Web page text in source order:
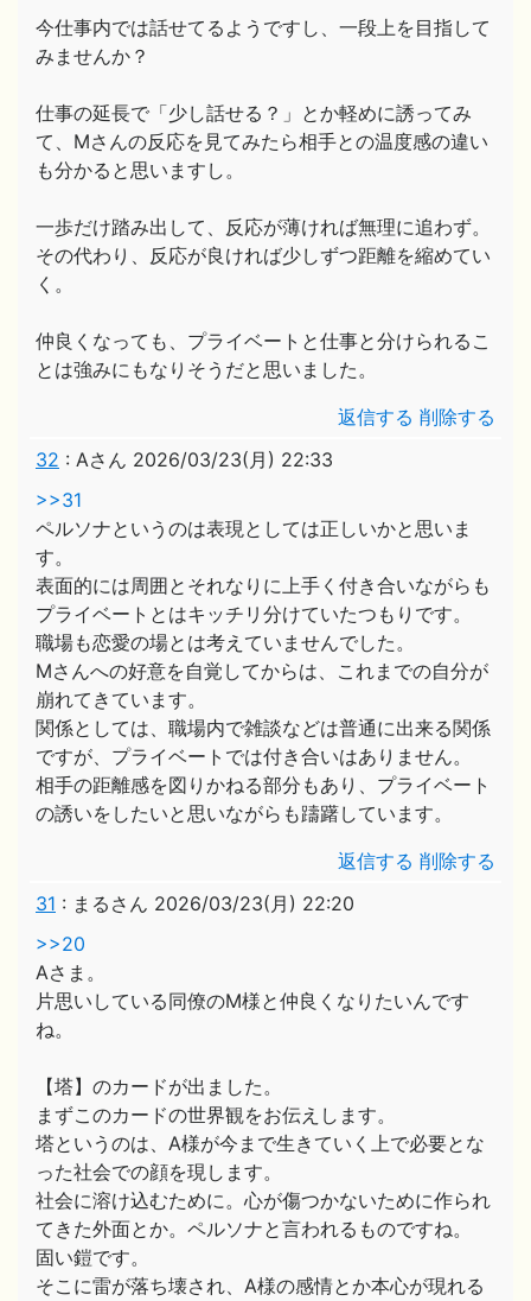
今仕事内では話せてるようですし、一段上を目指して
みませんか？
仕事の延長で「少し話せる？」とか軽めに誘ってみ
て、Mさんの反応を見てみたら相手との温度感の違い
も分かると思いますし。
一歩だけ踏み出して、反応が薄ければ無理に追わず。
その代わり、反応が良ければ少しずつ距離を縮めてい
く。
仲良くなっても、プライベートと仕事と分けられるこ
とは強みにもなりそうだと思いました。
返信する 削除する
32 : Aさん 2026/03/23(月) 22:33
>>31
ペルソナというのは表現としては正しいかと思いま
す。
表面的には周囲とそれなりに上手く付き合いながらも
プライベートとはキッチリ分けていたつもりです。
職場も恋愛の場とは考えていませんでした。
Mさんへの好意を自覚してからは、これまでの自分が
崩れてきています。
関係としては、職場内で雑談などは普通に出来る関係
ですが、プライベートでは付き合いはありません。
相手の距離感を図りかねる部分もあり、プライベート
の誘いをしたいと思いながらも躊躇しています。
返信する 削除する
31 : まるさん 2026/03/23(月) 22:20
>>20
Aさま。
片思いしている同僚のM様と仲良くなりたいんです
ね。
【塔】のカードが出ました。
まずこのカードの世界観をお伝えします。
塔というのは、A様が今まで生きていく上で必要とな
った社会での顔を現します。
社会に溶け込むために。心が傷つかないために作られ
てきた外面とか。ペルソナと言われるものですね。
固い鎧です。
そこに雷が落ち壊され、A様の感情とか本心が現れる